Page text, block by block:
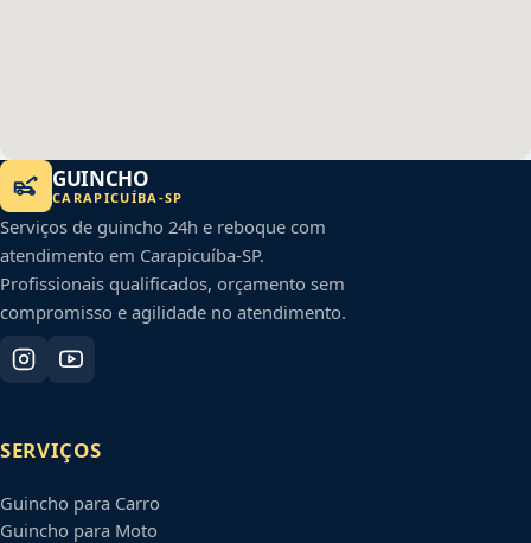
GUINCHO
CARAPICUÍBA -SP
Serviços de guincho 24h e reboque com
atendimento em Carapicuíba-SP.
Profissionais qualificados, orçamento sem
compromisso e agilidade no atendimento.
SERVIÇOS
Guincho para Carro
Guincho para Moto